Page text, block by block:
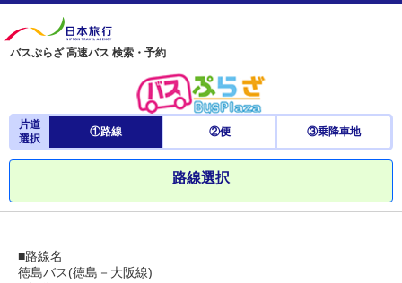
バスぷらざ 高速バス 検索・予約
片道
選択
①路線 ②便 ③乗降車地
路線選択
■路線名
徳島バス(徳島－大阪線)